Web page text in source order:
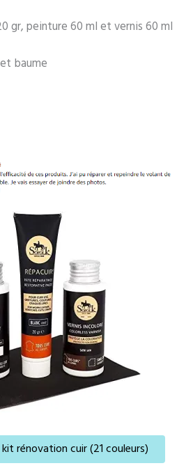
gr, peinture 60 ml et vernis 60 ml
baume
rénovation cuir (21 couleurs)